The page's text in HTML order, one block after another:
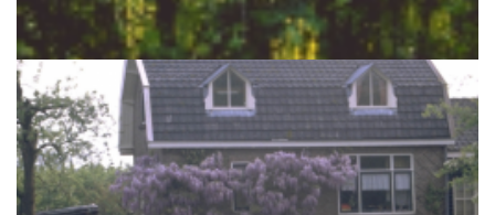
Laburnum x watereri 'Vossii'